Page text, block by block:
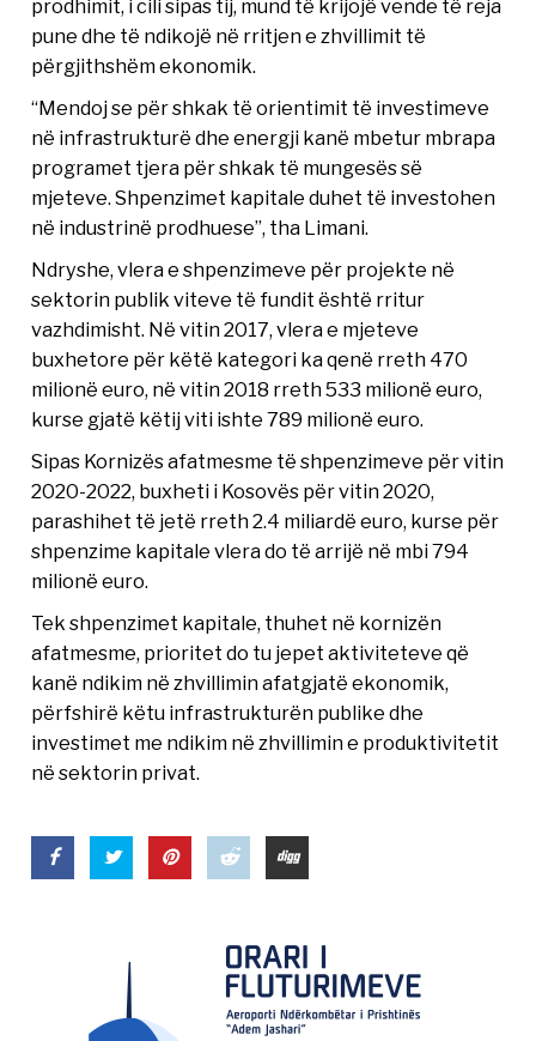
prodhimit, i cili sipas tij, mund të krijojë vende të reja
pune dhe të ndikojë në rritjen e zhvillimit të
përgjithshëm ekonomik.
“Mendoj se për shkak të orientimit të investimeve
në infrastrukturë dhe energji kanë mbetur mbrapa
programet tjera për shkak të mungesës së
mjeteve. Shpenzimet kapitale duhet të investohen
në industrinë prodhuese”, tha Limani.
Ndryshe, vlera e shpenzimeve për projekte në
sektorin publik viteve të fundit është rritur
vazhdimisht. Në vitin 2017, vlera e mjeteve
buxhetore për këtë kategori ka qenë rreth 470
milionë euro, në vitin 2018 rreth 533 milionë euro,
kurse gjatë këtij viti ishte 789 milionë euro.
Sipas Kornizës afatmesme të shpenzimeve për vitin
2020-2022, buxheti i Kosovës për vitin 2020,
parashihet të jetë rreth 2.4 miliardë euro, kurse për
shpenzime kapitale vlera do të arrijë në mbi 794
milionë euro.
Tek shpenzimet kapitale, thuhet në kornizën
afatmesme, prioritet do tu jepet aktiviteteve që
kanë ndikim në zhvillimin afatgjatë ekonomik,
përfshirë këtu infrastrukturën publike dhe
investimet me ndikim në zhvillimin e produktivitetit
në sektorin privat.